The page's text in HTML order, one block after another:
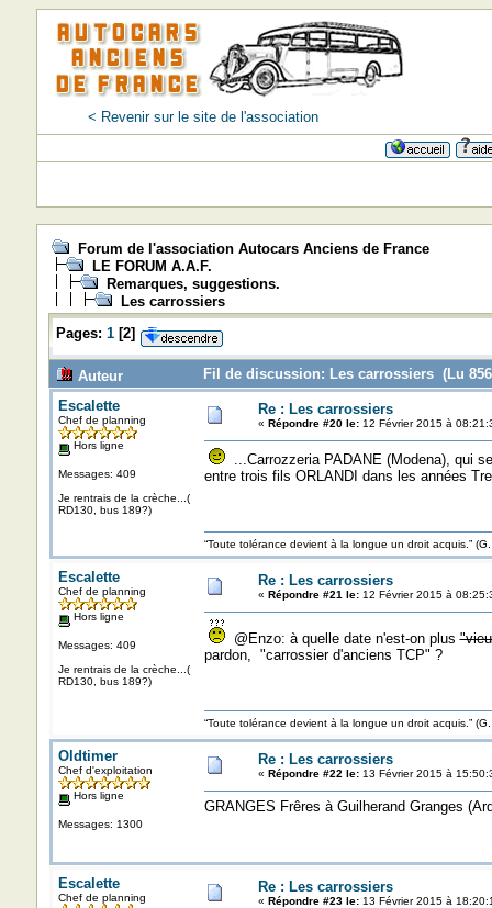
< Revenir sur le site de l'association
Forum de l'association Autocars Anciens de France
LE FORUM A.A.F.
Remarques, suggestions.
Les carrossiers
Pages: 1[2]
Auteur
Fil de discussion: Les carrossiers (Lu
Escalette
Chef de planning
Hors ligne
Messages: 409
Je rentrais de la crèche...(
RD130, bus 189?)
Re : Les carrossiers
« Répondre #20 le:12 Février 2015 à
...Carrozzeria PADANE (Modena), qui
entre trois fils ORLANDI dans les années
“Toute tolérance devient à la longue un droit acquis.”
Escalette
Chef de planning
Hors ligne
Messages: 409
Je rentrais de la crèche...(
RD130, bus 189?)
Re : Les carrossiers
« Répondre #21 le:12 Février 2015 à
@Enzo: à quelle date n'est-on plus
pardon, "carrossier d'anciens TCP" ?
“Toute tolérance devient à la longue un droit acquis.”
Oldtimer
Chef d'exploitation
Hors ligne
Messages: 1300
Re : Les carrossiers
« Répondre #22 le:13 Février 2015 à
GRANGES Frêres à Guilherand Granges
Escalette
Chef de planning
Re : Les carrossiers
« Répondre #23 le:13 Février 2015 à